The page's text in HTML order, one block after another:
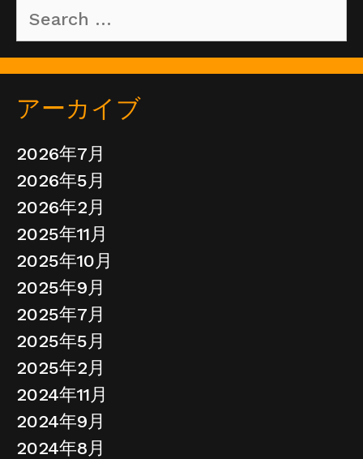
for:
アーカイブ
2026年7月
2026年5月
2026年2月
2025年11月
2025年10月
2025年9月
2025年7月
2025年5月
2025年2月
2024年11月
2024年9月
2024年8月